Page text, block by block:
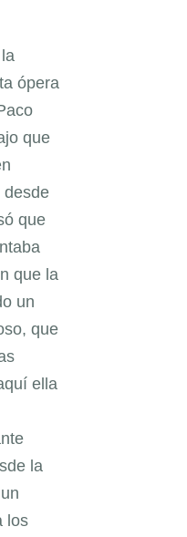
ópera
que
desde
que
que la
un
que
ella
la
los